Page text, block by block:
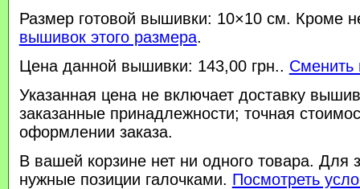
Размер готовой вышивки: 10×10 см. Кроме
вышивок этого размера.
Цена данной вышивки: 143,00 грн.. Сменить
Указанная цена не включает доставку
заказанные принадлежности; точная
оформлении заказа.
В вашей корзине нет ни одного товара. Для
нужные позиции галочками. Посмотреть